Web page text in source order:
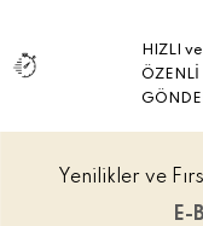
HIZLI ve
ÖZENLİ
Yenilikler ve
E-